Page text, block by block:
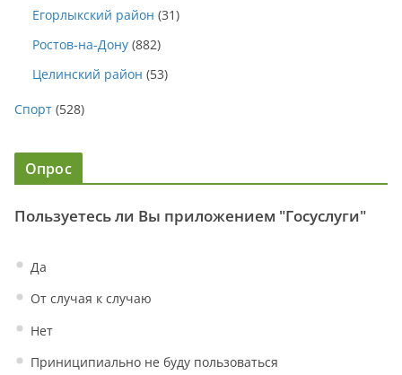
Егорлыкский район (31)
Ростов-на-Дону (882)
Целинский район (53)
Спорт (528)
Опрос
Пользуетесь ли Вы приложением "Госуслуги"
Да
От случая к случаю
Нет
Приниципиально не буду пользоваться